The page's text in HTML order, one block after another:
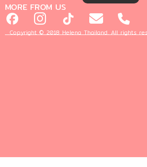
MORE FROM US
Copyright © 2018 Helena Thailand. All rights